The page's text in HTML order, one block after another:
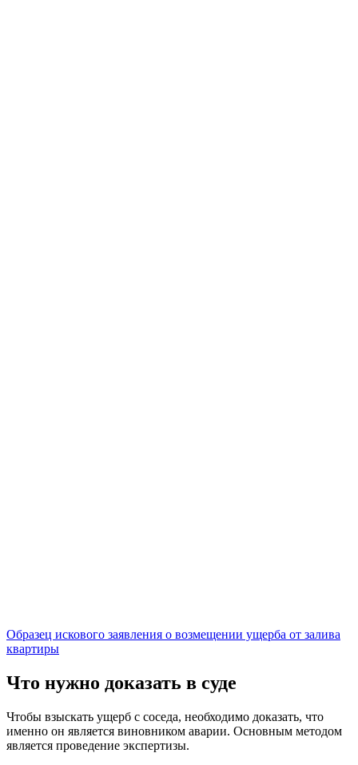
Образец искового заявления о возмещении ущерба от залива
квартиры
Что нужно доказать в суде
Чтобы взыскать ущерб с соседа, необходимо доказать, что
именно он является виновником аварии. Основным методом
является проведение экспертизы.